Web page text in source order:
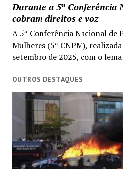
Durante a 5ª Conferência
cobram direitos e voz
A 5ª Conferência Nacional de
Mulheres (5ª CNPM),
setembro de 2025, com o
OUTROS DESTAQUES